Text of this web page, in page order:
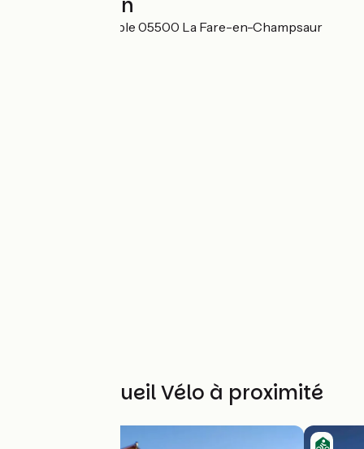
11 route de Grenoble 05500 La Fare-en-Champsaur
Autres Accueil Vélo à proximité